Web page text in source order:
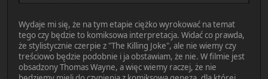
Wydaje mi się, że na tym etapie ciężko wyrokować na temat
tego czy będzie to komiksowa interpretacja. Widać co prawda,
że stylistycznie czerpie z "The Killing Joke", ale nie wiemy czy
treściowo będzie podobnie i ja obstawiam, że nie. W filmie jest
obsadzony Thomas Wayne, a więc wiemy raczej, że nie